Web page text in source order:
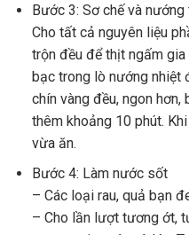
Bước 3: Sơ chế và nướng
Cho tất cả nguyên liệu
trộn đều để thịt ngấm
bạc trong lò nướng nhiệt
chín vàng đều, ngon
thêm khoảng 10 phút.
vừa ăn.
Bước 4: Làm nước sốt
– Các loại rau, quả bạn
– Cho lần lượt tương ớt,